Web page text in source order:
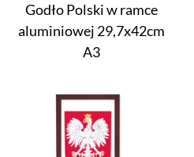
Godło Polski w ramce
aluminiowej 29,7x42cm
A3